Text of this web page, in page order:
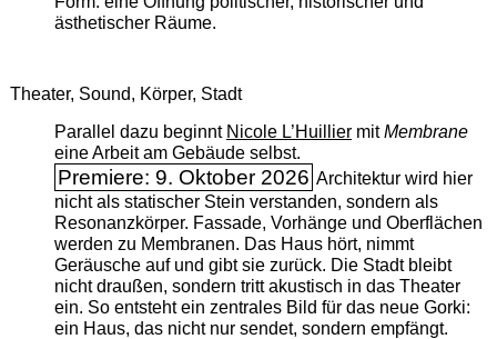
ästhetischer Räume.
Theater, Sound, Körper, Stadt
Parallel dazu beginnt Nicole L’Huilliermit ­Membrane
eine Arbeit am Gebäude selbst.
Premiere: 9. Oktober 2026 Architektur wird hier
nicht als statischer Stein verstanden, sondern als
Resonanzkörper. Fassade, Vorhänge und Oberflächen
werden zu Membranen. Das Haus hört, nimmt
Geräusche auf und gibt sie zurück. Die Stadt bleibt
nicht draußen, sondern tritt akustisch in das Theater
ein. So entsteht ein zentrales Bild für das neue Gorki:
ein Haus, das nicht nur sendet, sondern empfängt.